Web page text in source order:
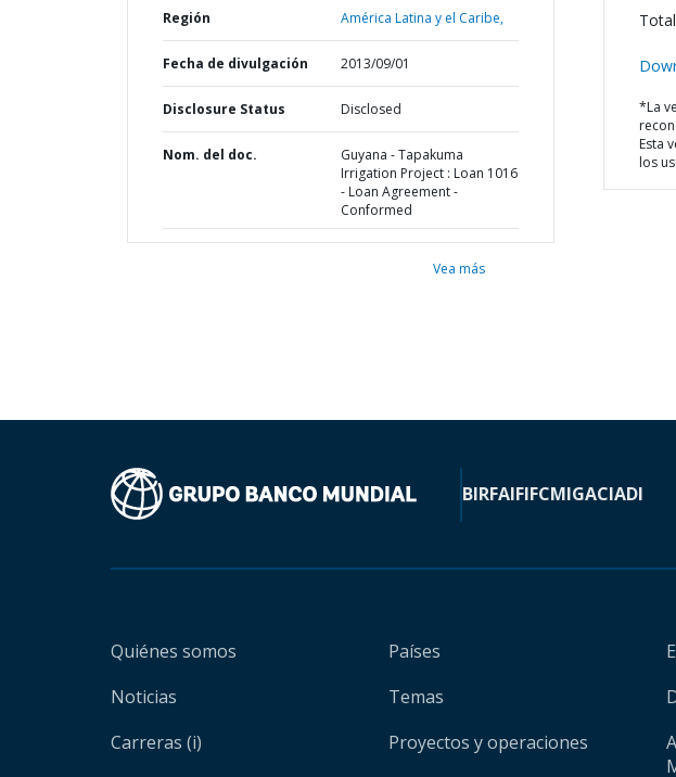
Región América Latina y el Caribe,
Fecha de divulgación 2013/09/01
Disclosure Status Disclosed
Nom. del doc.
Guyana - Tapakuma
Irrigation Project : Loan 1016
- Loan Agreement -
Conformed
Vea más
*La
Esta
los
BIRFAIFIFCMIGACIADI
Quiénes somos
Noticias
Carreras (i)
Países
Temas
Proyectos y operaciones